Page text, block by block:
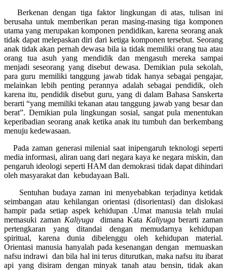
Berkenan dengan tiga faktor lingkungan di atas, tulisan ini
berusaha untuk memberikan peran masing-masing tiga komponen
utama yang merupakan komponen pendidikan, karena seorang anak
tidak dapat melepaskan diri dari ketiga komponen tersebut. Seorang
anak tidak akan pernah dewasa bila ia tidak memiliki orang tua atau
orang tua asuh yang mendidik dan mengasuh mereka sampai
menjadi seseorang yang disebut dewasa. Demikian pula sekolah,
para guru memiliki tanggung jawab tidak hanya sebagai pengajar,
melainkan lebih penting perannya adalah sebagai pendidik, oleh
karena itu, pendidik disebut guru, yang di dalam Bahasa Sanskerta
berarti “yang memiliki tekanan atau tanggung jawab yang besar dan
berat”. Demikian pula lingkungan sosial, sangat pula menentukan
keperibadian seorang anak ketika anak itu tumbuh dan berkembang
menuju kedewasaan.
Pada zaman generasi milenial saat inipengaruh teknologi seperti
media informasi, aliran uang dari negara kaya ke negara miskin, dan
pengaruh ideologi seperti HAM dan demokrasi tidak dapat dihindari
oleh masyarakat dan kebudayaan Bali.
Sentuhan budaya zaman ini menyebabkan terjadinya ketidak
seimbangan atau kehilangan orientasi (disorientasi) dan dislokasi
hampir pada setiap aspek kehidupan .Umat manusia telah mulai
memasuki zaman Kaliyugadimana Kata Kaliyugaberarti zaman
pertengkaran yang ditandai dengan memudarnya kehidupan
spiritual, karena dunia dibelenggu oleh kehidupan material.
Orientasi manusia hanyalah pada kesenangan dengan memuaskan
nafsu indrawi dan bila hal ini terus diturutkan, maka nafsu itu ibarat
api yang disiram dengan minyak tanah atau bensin, tidak akan